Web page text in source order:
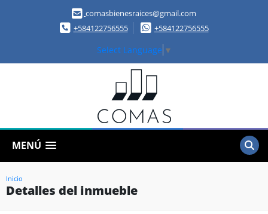
comasbienesraices@gmail.com
+584122756555
+584122756555
Select Language ▼
MENÚ
Inicio
Detalles del inmueble